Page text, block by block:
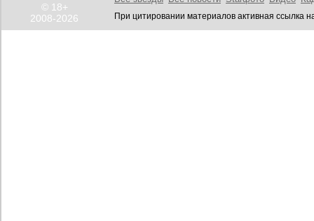
© 18+
2008-2026
При цитировании материалов активная ссылка